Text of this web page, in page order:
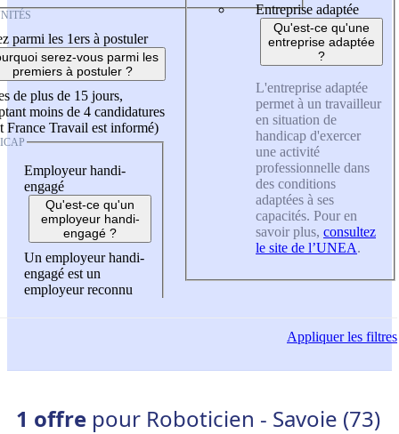
parmi les 1ers à postuler
serez-vous parmi les
premiers à postuler ?
de plus de 15 jours,
moins de 4 candidatures
France Travail est informé)
Employeur handi-
engagé
Qu'est-ce qu'un
employeur handi-
engagé ?
Un employeur handi-
engagé est un
employeur reconnu
Entreprise adaptée
Qu'est-ce qu'une
entreprise adaptée
?
L'entreprise adaptée
permet à un travailleur
en situation de
handicap d'exercer
une activité
professionnelle dans
des conditions
adaptées à ses
capacités. Pour en
savoir plus, consultez
le site de l’UNEA.
Appliquerles filtres
1 offre pour Roboticien - Savoie (73)